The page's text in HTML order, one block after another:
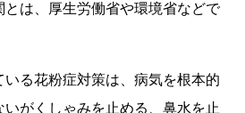
とは、厚生労働省や環境省などで
る花粉症対策は、病気を根本的
がくしゃみを止める、鼻水を止